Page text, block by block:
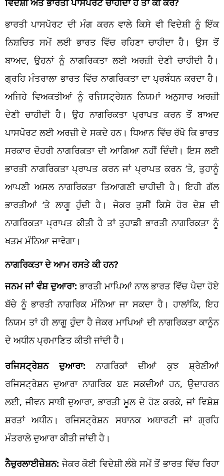
ਵਿਦੇਸ਼ੀ ਅਤੇ ਭਾਰਤੀ ਪਾਸਪੋਰਟ ਚਾਹੀਦਾ ਹੈ ਤਾਂ ਕੀ ਕਰੋ?
ਭਾਰਤੀ ਪਾਸਪੋਰਟ ਦੀ ਮੰਗ ਕਰਨ ਵਾਲੇ ਕਿਸੇ ਵੀ ਵਿਦੇਸ਼ੀ ਨੂੰ ਇੱਕ
ਨਿਸ਼ਚਿਤ ਸਮੇਂ ਲਈ ਭਾਰਤ ਵਿੱਚ ਰਹਿਣਾ ਚਾਹੀਦਾ ਹੈ। ਉਸ ਤੋਂ
ਬਾਅਦ, ਉਹਨਾਂ ਨੂੰ ਨਾਗਰਿਕਤਾ ਲਈ ਅਰਜ਼ੀ ਦੇਣੀ ਚਾਹੀਦੀ ਹੈ।
ਗ੍ਰਹਿ ਮੰਤਰਾਲਾ ਭਾਰਤ ਵਿੱਚ ਨਾਗਰਿਕਤਾ ਦਾ ਪ੍ਰਬੰਧਨ ਕਰਦਾ ਹੈ।
ਅਜਿਹੇ ਵਿਅਕਤੀਆਂ ਨੂੰ ਰਜਿਸਟ੍ਰੇਸ਼ਨ ਨਿਯਮਾਂ ਅਨੁਸਾਰ ਅਰਜ਼ੀ
ਦੇਣੀ ਚਾਹੀਦੀ ਹੈ। ਉਹ ਨਾਗਰਿਕਤਾ ਪ੍ਰਾਪਤ ਕਰਨ ਤੋਂ ਬਾਅਦ
ਪਾਸਪੋਰਟ ਲਈ ਅਰਜ਼ੀ ਦੇ ਸਕਦੇ ਹਨ। ਧਿਆਨ ਵਿੱਚ ਰੱਖੋ ਕਿ ਭਾਰਤ
ਸਰਕਾਰ ਦੋਹਰੀ ਨਾਗਰਿਕਤਾ ਦੀ ਆਗਿਆ ਨਹੀਂ ਦਿੰਦੀ। ਇਸ ਲਈ
ਭਾਰਤੀ ਨਾਗਰਿਕਤਾ ਪ੍ਰਾਪਤ ਕਰਨ ਜਾਂ ਪ੍ਰਾਪਤ ਕਰਨ ‘ਤੇ, ਤੁਹਾਨੂੰ
ਆਪਣੀ ਅਸਲ ਨਾਗਰਿਕਤਾ ਤਿਆਗਣੀ ਚਾਹੀਦੀ ਹੈ। ਇਹੀ ਗੱਲ
ਭਾਰਤੀਆਂ ‘ਤੇ ਲਾਗੂ ਹੁੰਦੀ ਹੈ। ਜੇਕਰ ਤੁਸੀਂ ਕਿਸੇ ਹੋਰ ਦੇਸ਼ ਦੀ
ਨਾਗਰਿਕਤਾ ਪ੍ਰਾਪਤ ਕੀਤੀ ਹੈ ਤਾਂ ਤੁਹਾਡੀ ਭਾਰਤੀ ਨਾਗਰਿਕਤਾ ਨੂੰ
ਖਤਮ ਮੰਨਿਆ ਜਾਵੇਗਾ।
ਨਾਗਰਿਕਤਾ ਦੇ ਆਮ ਰਸਤੇ ਕੀ ਹਨ?
ਜਨਮ ਜਾਂ ਵੰਸ਼ ਦੁਆਰਾ: ਭਾਰਤੀ ਮਾਪਿਆਂ ਨਾਲ ਭਾਰਤ ਵਿੱਚ ਪੈਦਾ ਹੋਏ
ਬੱਚੇ ਨੂੰ ਭਾਰਤੀ ਨਾਗਰਿਕ ਮੰਨਿਆ ਜਾ ਸਕਦਾ ਹੈ। ਹਾਲਾਂਕਿ, ਇਹ
ਨਿਯਮ ਤਾਂ ਹੀ ਲਾਗੂ ਹੁੰਦਾ ਹੈ ਜੇਕਰ ਮਾਪਿਆਂ ਦੀ ਨਾਗਰਿਕਤਾ ਕਾਨੂੰਨ
ਦੇ ਅਧੀਨ ਪ੍ਰਮਾਣਿਤ ਕੀਤੀ ਜਾਂਦੀ ਹੈ।
ਰਜਿਸਟ੍ਰੇਸ਼ਨ ਦੁਆਰਾ: ਨਾਗਰਿਕਾਂ ਦੀਆਂ ਕੁਝ ਸ਼੍ਰੇਣੀਆਂ
ਰਜਿਸਟ੍ਰੇਸ਼ਨ ਦੁਆਰਾ ਨਾਗਰਿਕ ਬਣ ਸਕਦੀਆਂ ਹਨ, ਉਦਾਹਰਨ
ਲਈ, ਜੀਵਨ ਸਾਥੀ ਦੁਆਰਾ, ਭਾਰਤੀ ਮੂਲ ਦੇ ਹੋਣ ਕਰਕੇ, ਜਾਂ ਵਿਸ਼ੇਸ਼
ਸ਼ਰਤਾਂ ਅਧੀਨ। ਰਜਿਸਟ੍ਰੇਸ਼ਨ ਸਥਾਨਕ ਅਥਾਰਟੀ ਜਾਂ ਗ੍ਰਹਿ
ਮੰਤਰਾਲੇ ਦੁਆਰਾ ਕੀਤੀ ਜਾਂਦੀ ਹੈ।
ਨੈਚੁਰਲਾਈਜ਼ੇਸ਼ਨ: ਜੇਕਰ ਕੋਈ ਵਿਦੇਸ਼ੀ ਲੰਬੇ ਸਮੇਂ ਤੋਂ ਭਾਰਤ ਵਿੱਚ ਰਿਹਾ